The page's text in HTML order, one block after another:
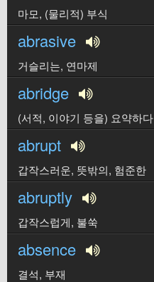
마모, (물리적) 부식
abrasive
거슬리는, 연마제
abridge
(서적, 이야기 등을) 요약하다
abrupt
갑작스러운, 뜻밖의, 험준한
abruptly
갑작스럽게, 불쑥
absence
결석, 부재